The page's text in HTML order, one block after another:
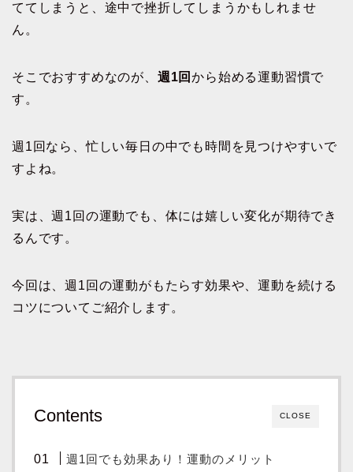
ててしまうと、途中で挫折してしまうかもしれませ
ん。
そこでおすすめなのが、 週1回から始める運動習慣で
す。
週1回なら、忙しい毎日の中でも時間を見つけやすいで
すよね。
実は、週1回の運動でも、体には嬉しい変化が期待でき
るんです。
今回は、週1回の運動がもたらす効果や、運動を続ける
コツについてご紹介します。
CLOSE
Contents
週1回でも効果あり！運動のメリット